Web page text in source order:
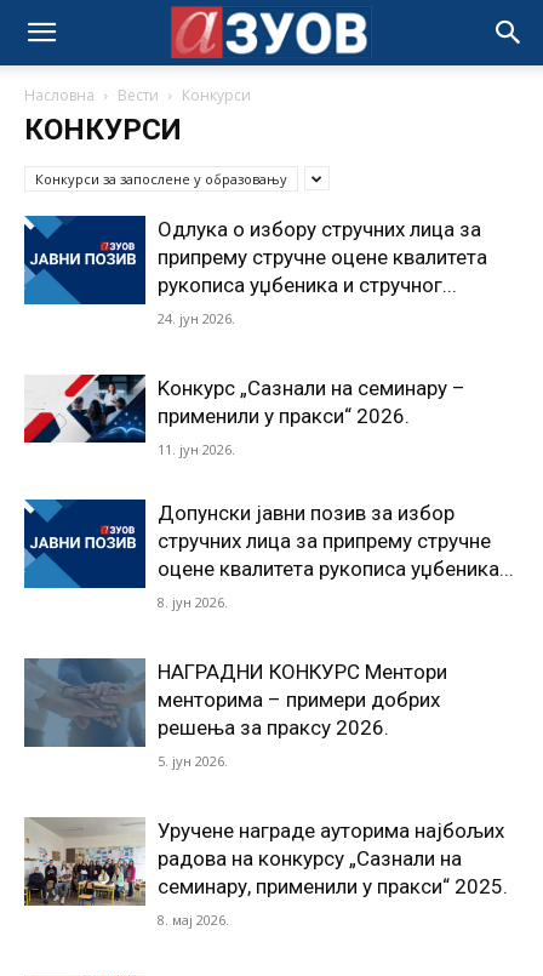
Насловна Вести Конкурси
КОНКУРСИ
Конкурси за запослене у образовању
Одлука о избору стручних лица за
припрему стручне оцене квалитета
рукописа уџбеника и стручног...
24. јун 2026.
Kонкурс „Сазнали на семинару –
применили у пракси“ 2026.
11. јун 2026.
Допунски јавни позив за избор
стручних лица за припрему стручне
оцене квалитета рукописа уџбеника...
8. јун 2026.
НАГРАДНИ КОНКУРС Ментори
менторима – примери добрих
решења за праксу 2026.
5. јун 2026.
Уручeне награде ауторима најбољих
радова на конкурсу „Сазнали на
семинару, применили у пракси“ 2025.
8. мај 2026.